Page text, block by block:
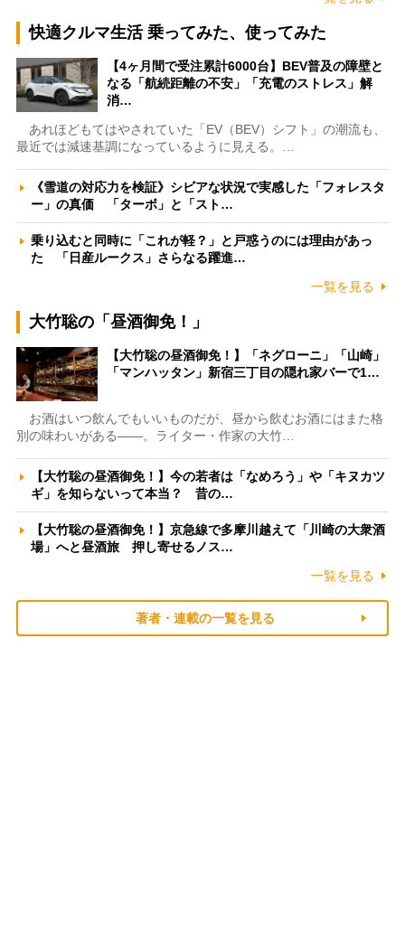
快適クルマ生活 乗ってみた、使ってみた
【4ヶ月間で受注累計6000台】BEV普及の障壁と
なる「航続距離の不安」「充電のストレス」解
消…
あれほどもてはやされていた「EV（BEV）シフト」の潮流も、
最近では減速基調になっているように見える。…
《雪道の対応力を検証》シビアな状況で実感した「フォレスタ
ー」の真価 「ターボ」と「スト…
乗り込むと同時に「これが軽？」と戸惑うのには理由があっ
た 「日産ルークス」さらなる躍進…
一覧を見る
大竹聡の「昼酒御免！」
【大竹聡の昼酒御免！】「ネグローニ」「山崎」
「マンハッタン」新宿三丁目の隠れ家バーで1…
お酒はいつ飲んでもいいものだが、昼から飲むお酒にはまた格
別の味わいがある――。ライター・作家の大竹…
【大竹聡の昼酒御免！】今の若者は「なめろう」や「キヌカツ
ギ」を知らないって本当？ 昔の…
【大竹聡の昼酒御免！】京急線で多摩川越えて「川崎の大衆酒
場」へと昼酒旅 押し寄せるノス…
一覧を見る
著者・連載の一覧を見る